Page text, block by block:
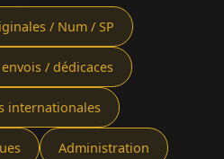
/ Num / SP
/ dédicaces
internationales
Administration